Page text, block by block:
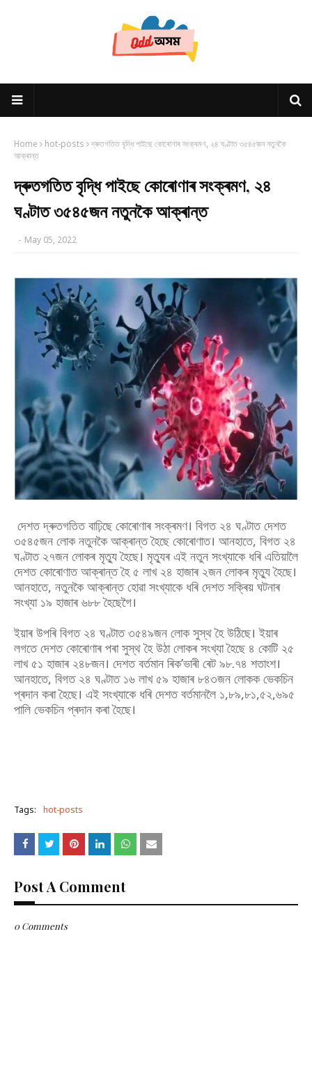
Home hot-posts
দ্ৰুতগতিত বৃদ্ধি পাইছে কোৰোণাৰ সংক্ৰমণ, ২৪ ঘণ্টাত ৩৫৪৫জন নতুনকৈ
আক্ৰান্ত
দ্ৰুতগতিত বৃদ্ধি পাইছে কোৰোণাৰ সংক্ৰমণ, ২৪
ঘণ্টাত ৩৫৪৫জন নতুনকৈ আক্ৰান্ত
- May 05, 2022
দেশত দ্ৰুতগতিত বাঢ়িছে কোৰোণাৰ সংক্ৰমণ। বিগত ২৪ ঘণ্টাত দেশত
৩৫৪৫জন লোক নতুনকৈ আক্ৰান্ত হৈছে কোৰোণাত। আনহাতে, বিগত ২৪
ঘণ্টাত ২৭জন লোকৰ মৃত্যু হৈছে। মৃত্যুৰ এই নতুন সংখ্যাকে ধৰি এতিয়ালৈ
দেশত কোৰোণাত আক্ৰান্ত হৈ ৫ লাখ ২৪ হাজাৰ ২জন লোকৰ মৃত্যু হৈছে।
আনহাতে, নতুনকৈ আক্ৰান্ত হোৱা সংখ্যাকে ধৰি দেশত সক্ৰিয় ঘটনাৰ
সংখ্যা ১৯ হাজাৰ ৬৮৮ হৈছেগৈ।
ইয়াৰ উপৰি বিগত ২৪ ঘণ্টাত ৩৫৪৯জন লোক সুস্থ হৈ উঠিছে। ইয়াৰ
লগতে দেশত কোৰোণাৰ পৰা সুস্থ হৈ উঠা লোকৰ সংখ্যা হৈছে ৪ কোটি ২৫
লাখ ৫১ হাজাৰ ২৪৮জন। দেশত বৰ্তমান ৰিক’ভাৰী ৰেট ৯৮.৭৪ শতাংশ।
আনহাতে, বিগত ২৪ ঘণ্টাত ১৬ লাখ ৫৯ হাজাৰ ৮৪৩জন লোকক ভেকচিন
প্ৰদান কৰা হৈছে। এই সংখ্যাকে ধৰি দেশত বৰ্তমানলৈ ১,৮৯,৮১,৫২,৬৯৫
পালি ভেকচিন প্ৰদান কৰা হৈছে।
Tags: hot-posts
Post A Comment
0 Comments